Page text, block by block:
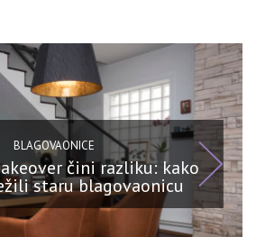
BLAGOVAONICE
čini razliku: kako
staru blagovaonicu